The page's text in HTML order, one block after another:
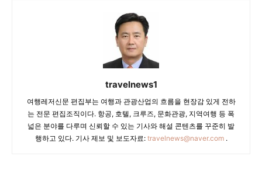
travelnews1
여행레저신문 편집부는 여행과 관광산업의 흐름을 현장감 있게 전하
는 전문 편집조직이다. 항공, 호텔, 크루즈, 문화관광, 지역여행 등 폭
넓은 분야를 다루며 신뢰할 수 있는 기사와 해설 콘텐츠를 꾸준히 발
행하고 있다. 기사 제보 및 보도자료: travelnews@naver.com.